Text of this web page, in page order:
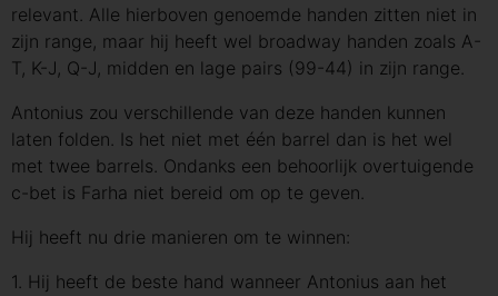
relevant. Alle hierboven genoemde handen zitten niet in
zijn range, maar hij heeft wel broadway handen zoals A-
T, K-J, Q-J, midden en lage pairs (99-44) in zijn range.
Antonius zou verschillende van deze handen kunnen
laten folden. Is het niet met één barrel dan is het wel
met twee barrels. Ondanks een behoorlijk overtuigende
c-bet is Farha niet bereid om op te geven.
Hij heeft nu drie manieren om te winnen:
1. Hij heeft de beste hand wanneer Antonius aan het